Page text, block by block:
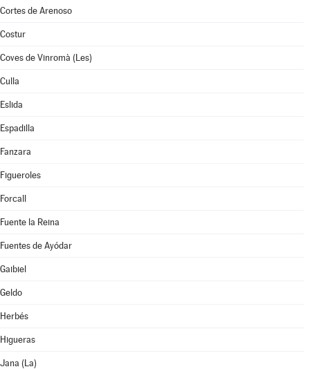
Cortes de Arenoso
Costur
Coves de Vinromà (Les)
Culla
Eslida
Espadilla
Fanzara
Figueroles
Forcall
Fuente la Reina
Fuentes de Ayódar
Gaibiel
Geldo
Herbés
Higueras
Jana (La)